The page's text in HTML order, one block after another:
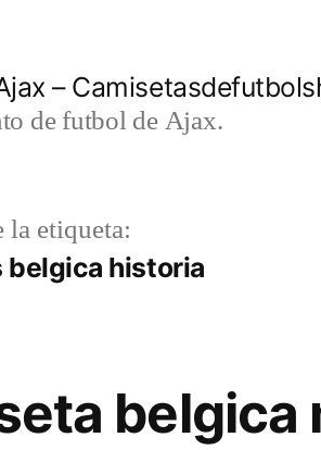
–
de futbol de Ajax.
etiqueta:
belgica historia
belgica